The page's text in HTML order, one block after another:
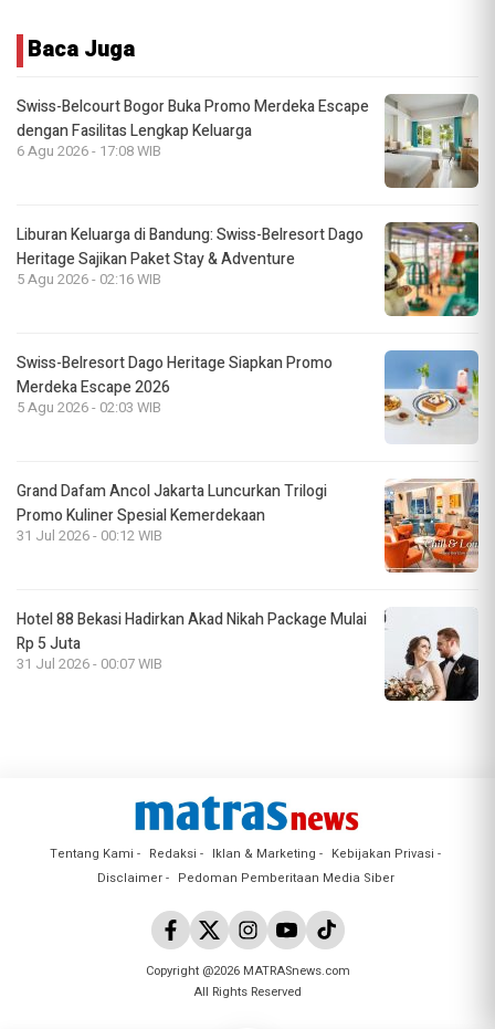
Baca Juga
Swiss-Belcourt Bogor Buka Promo Merdeka Escape
dengan Fasilitas Lengkap Keluarga
6 Agu 2026 - 17:08 WIB
Liburan Keluarga di Bandung: Swiss-Belresort Dago
Heritage Sajikan Paket Stay & Adventure
5 Agu 2026 - 02:16 WIB
Swiss-Belresort Dago Heritage Siapkan Promo
Merdeka Escape 2026
5 Agu 2026 - 02:03 WIB
Grand Dafam Ancol Jakarta Luncurkan Trilogi
Promo Kuliner Spesial Kemerdekaan
31 Jul 2026 - 00:12 WIB
Hotel 88 Bekasi Hadirkan Akad Nikah Package Mulai
Rp 5 Juta
31 Jul 2026 - 00:07 WIB
Tentang Kami Redaksi Iklan & Marketing
Kebijakan Privasi
Disclaimer
Pedoman Pemberitaan Media Siber
Copyright @2026 MATRASnews.com
All Rights Reserved